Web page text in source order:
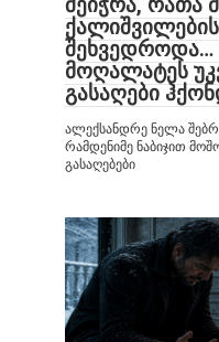
შეხვედროდა…
მოღალატეს
გასაღები
ალექსანდრე ნელა
რამდენიმე ნაბიჯით
გასაღებები